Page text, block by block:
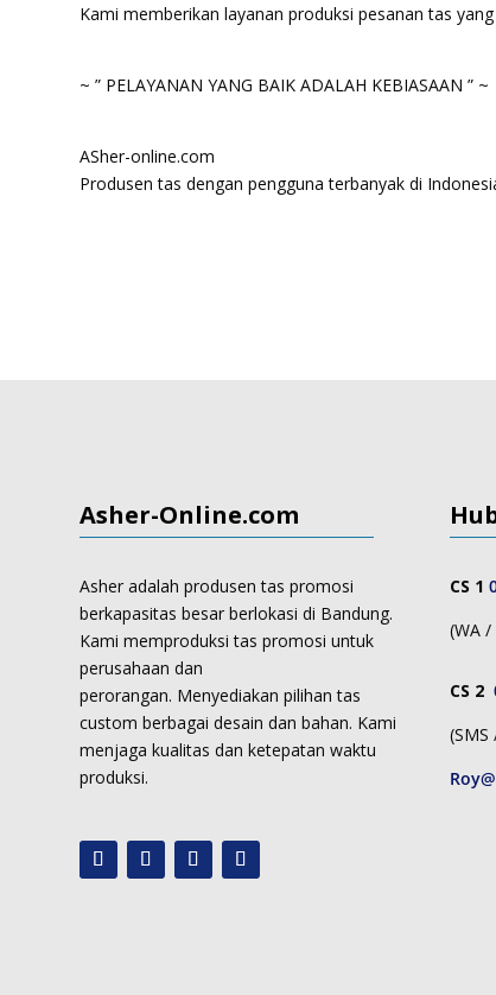
Kami memberikan layanan produksi pesanan tas
~ ” PELAYANAN YANG BAIK ADALAH KEBIASAAN ” ~
ASher-online.com
Produsen tas dengan pengguna terbanyak di
Asher-Online.com
Asher adalah produsen tas promosi
berkapasitas besar berlokasi di Bandung.
Kami memproduksitas promosi untuk
perusahaan dan
perorangan. Menyediakan pilihan tas
custom berbagai desain dan bahan. Kami
menjaga kualitas dan ketepatan waktu
produksi.
CS 1
(WA
CS 2